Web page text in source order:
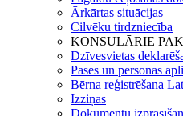
Ārkārtas situācijas
Cilvēku tirdzniecība
KONSULĀRIE
Dzīvesvietas
Pases un personas
Bērna reģistrēšana
Izziņas
Dokumentu